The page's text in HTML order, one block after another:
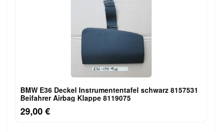
BMW E36 Deckel Instrumententafel schwarz 8157531
Beifahrer Airbag Klappe 8119075
29,00 €